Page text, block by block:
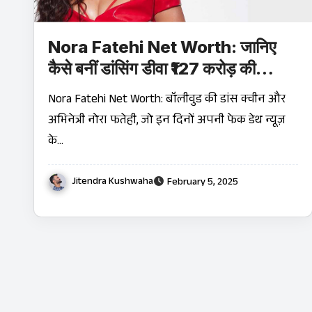
Nora Fatehi Net Worth: जानिए
कैसे बनीं डांसिंग डीवा ₹127 करोड़ की
मालकिन!
Nora Fatehi Net Worth: बॉलीवुड की डांस क्वीन और
अभिनेत्री नोरा फतेही, जो इन दिनों अपनी फेक डेथ न्यूज़
के…
Jitendra Kushwaha February 5, 2025